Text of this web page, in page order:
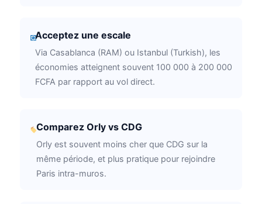
Acceptez une escale
Via Casablanca (RAM) ou Istanbul (Turkish), les
économies atteignent souvent 100 000 à 200 000
FCFA par rapport au vol direct.
Comparez Orly vs CDG
Orly est souvent moins cher que CDG sur la
même période, et plus pratique pour rejoindre
Paris intra-muros.